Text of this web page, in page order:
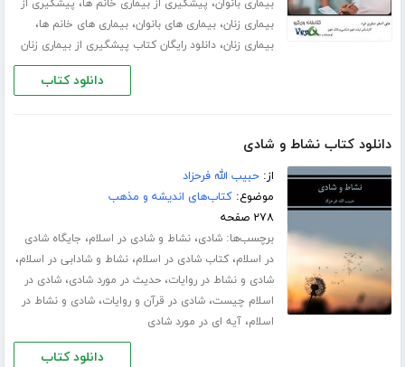
بیماری بانوان، پیشگیری از بیماری خانم ها، پیشگیری از
بیماری زنان،بیماری های بانوان،بیماری های خانم ها،
بیماری زنان،دانلود رایگان کتاب پیشگیری از بیماری زنان
دانلود کتاب
دانلود کتاب نشاط و شادی
از:حبیب الله فرحزاد
موضوع:کتاب‌های اندیشه و مذهب
۲۷۸ صفحه
برچسب‌ها:شادی،نشاط و شادی در اسلام، جایگاه شادی
در اسلام،کتاب شادی در اسلام،نشاط و شادابی در اسلام،
شادی و نشاط در روایات،حدیث در مورد شادی،شادی در
اسلام چیست،شادی در قرآن و روایات،شادی و نشاط در
اسلام،آیه ای در مورد شادی
دانلود کتاب